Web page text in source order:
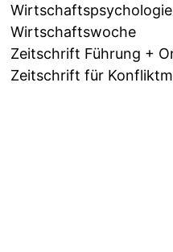
Wirtschaftspsychologie
Wirtschaftswoche
Zeitschrift Führung +
Zeitschrift für